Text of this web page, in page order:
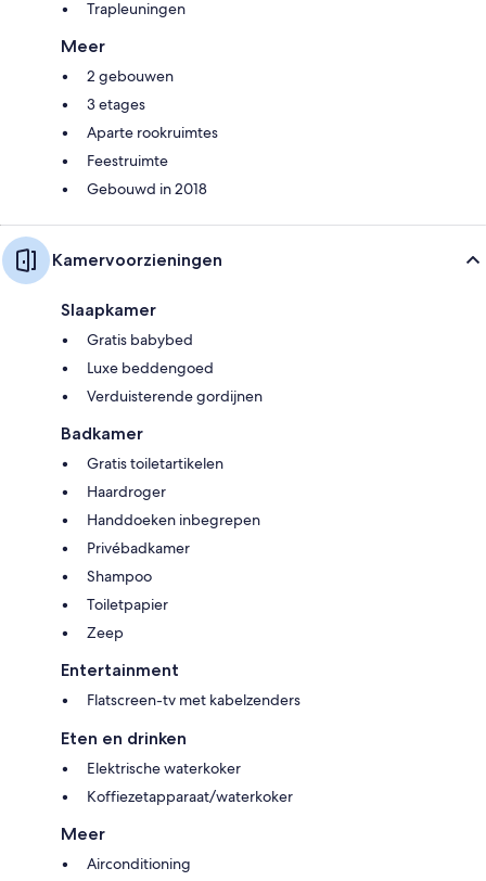
Trapleuningen
Meer
2 gebouwen
3 etages
Aparte rookruimtes
Feestruimte
Gebouwd in 2018
Kamervoorzieningen
Slaapkamer
Gratis babybed
Luxe beddengoed
Verduisterende gordijnen
Badkamer
Gratis toiletartikelen
Haardroger
Handdoeken inbegrepen
Privébadkamer
Shampoo
Toiletpapier
Zeep
Entertainment
Flatscreen-tv met kabelzenders
Eten en drinken
Elektrische waterkoker
Koffiezetapparaat/waterkoker
Meer
Airconditioning